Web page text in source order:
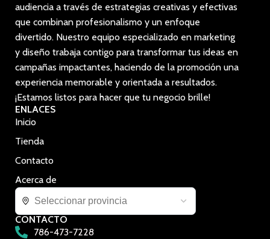
audiencia a través de estrategias creativas y efectivas
que combinan profesionalismo y un enfoque
divertido. Nuestro equipo especializado en marketing
y diseño trabaja contigo para transformar tus ideas en
campañas impactantes, haciendo de la promoción una
experiencia memorable y orientada a resultados.
¡Estamos listos para hacer que tu negocio brille!
ENLACES
Inicio
Tienda
Contacto
Acerca de
CONTACTO
786-473-7228